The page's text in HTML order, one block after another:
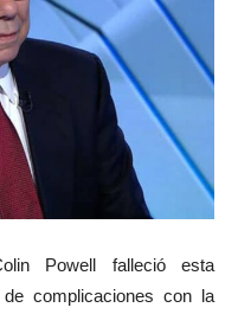
Powell falleció esta
complicaciones con la